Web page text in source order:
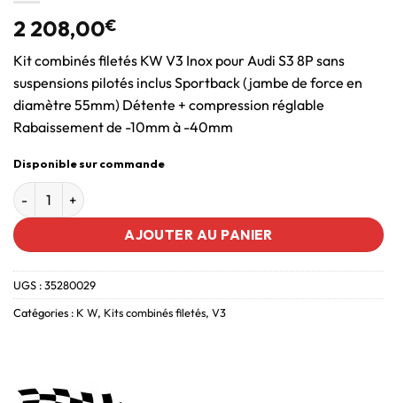
2 208,00€
Kit combinés filetés KW V3 Inox pour Audi S3 8P sans
suspensions pilotés inclus Sportback (jambe de force en
diamètre 55mm) Détente + compression réglable
Rabaissement de -10mm à -40mm
Disponible sur commande
AJOUTER AU PANIER
UGS :35280029
Catégories : K W, Kits combinés filetés, V3